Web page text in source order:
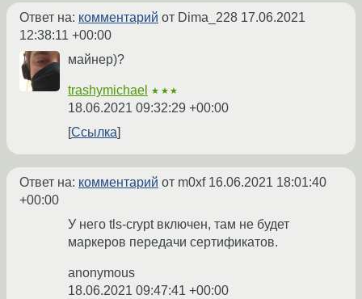
Ответ на: комментарий от Dima_228 17.06.2021
12:38:11 +00:00
майнер)?
trashymichael ★★★
18.06.2021 09:32:29 +00:00
Ссылка
Ответ на: комментарий от m0xf 16.06.2021 18:01:40
+00:00
У него tls-crypt включен, там не будет
маркеров передачи сертификатов.
anonymous
18.06.2021 09:47:41 +00:00